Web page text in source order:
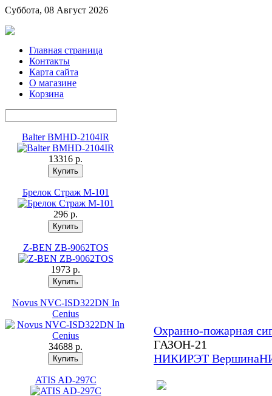
Суббота, 08 Август 2026
Главная страница
Контакты
Карта сайта
О магазине
Корзина
Balter BMHD-2104IR
13316 p.
Брелок Страж М-101
296 p.
Z-BEN ZB-9062TOS
1973 p.
Novus NVC-ISD322DN In
Cenius
34688 p.
ATIS AD-297С
Охранно-пожарная
ГАЗОН-21
НИКИРЭТ Вершина